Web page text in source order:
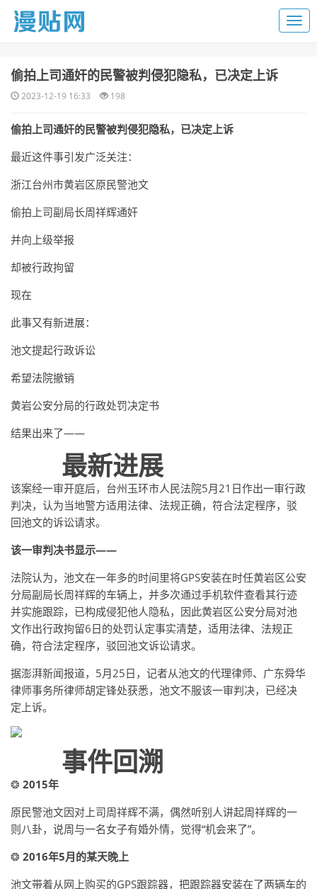
​偷拍上司通奸的民警被判侵犯隐私，已决定上诉
2023-12-19 16:33 198
偷拍上司通奸的民警被判侵犯隐私，已决定上诉
最近这件事引发广泛关注：
浙江台州市黄岩区原民警池文
偷拍上司副局长周祥辉通奸
并向上级举报
却被行政拘留
现在
此事又有新进展：
池文提起行政诉讼
希望法院撤销
黄岩公安分局的行政处罚决定书
结果出来了——
最新进展
该案经一审开庭后，台州玉环市人民法院5月21日作出一审行政
判决，认为当地警方适用法律、法规正确，符合法定程序，驳
回池文的诉讼请求。
该一审判决书显示——
法院认为，池文在一年多的时间里将GPS安装在时任黄岩区公安
分局副局长周祥辉的车辆上，并多次通过手机软件查看其行迹
并实施跟踪，已构成侵犯他人隐私，因此黄岩区公安分局对池
文作出行政拘留6日的处罚认定事实清楚，适用法律、法规正
确，符合法定程序，驳回池文诉讼请求。
据澎湃新闻报道，5月25日，记者从池文的代理律师、广东舜华
律师事务所律师胡定锋处获悉，池文不服该一审判决，已经决
定上诉。
事件回溯
❂ 2015年
原民警池文因对上司周祥辉不满，偶然听别人讲起周祥辉的一
则八卦，说周与一名女子有婚外情，觉得“机会来了”。
❂ 2016年5月的某天晚上
池文带着从网上购买的GPS跟踪器，把跟踪器安装在了两辆车的